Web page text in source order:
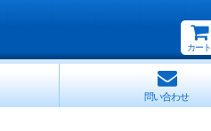
カート
問い合わせ